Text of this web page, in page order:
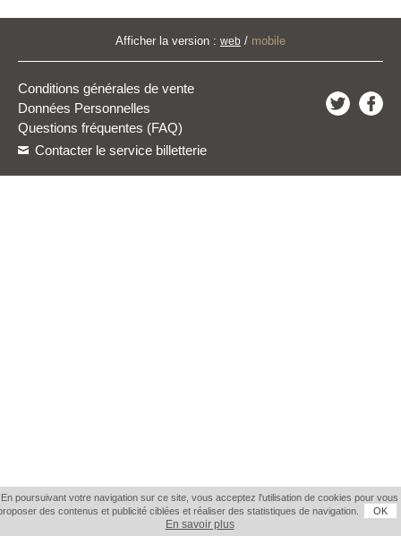
Afficher la version : web / mobile
Questions fréquentes (FAQ)
Conditions générales de vente
Données Personnelles
Contacter le service billetterie
En poursuivant votre navigation sur ce site, vous acceptez l'utilisation de cookies pour vous
des contenus et publicité ciblées et réaliser des statistiques de navigation.
OK
En savoir plus